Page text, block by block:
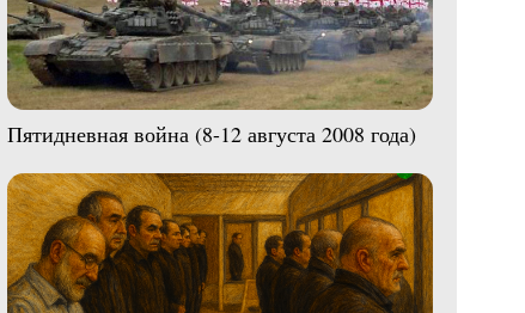
Пятидневная война (8-12 августа 2008 года)